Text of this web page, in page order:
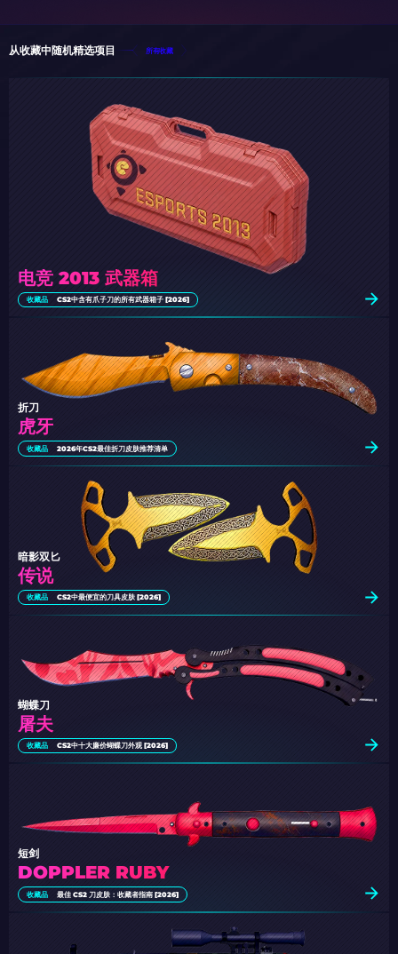
从收藏中随机精选项目 所有收藏
电竞 2013 武器箱
收藏品 CS2中含有爪子刀的所有武器箱子 [2026]
虎牙
折刀
收藏品 2026年CS2最佳折刀皮肤推荐清单
传说
暗影双匕
收藏品 CS2中最便宜的刀具皮肤 [2026]
屠夫
蝴蝶刀
收藏品 CS2中十大廉价蝴蝶刀外观 [2026]
DOPPLER RUBY
短剑
收藏品 最佳 CS2 刀皮肤：收藏者指南 [2026]